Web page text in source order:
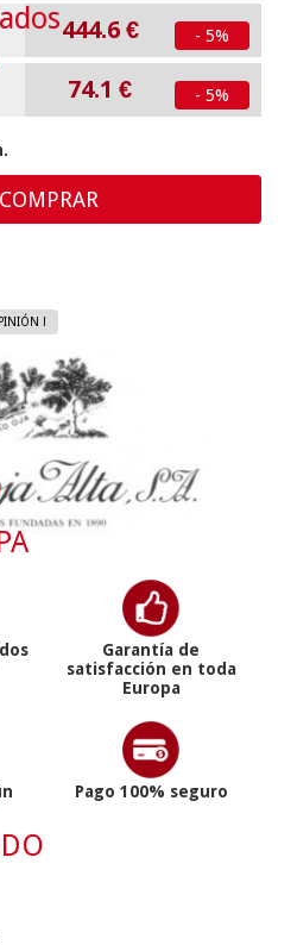
444.6 € - 5%
74.1 € - 5%
COMPRAR
!
Garantía de
satisfacción en toda
Europa
Pago 100% seguro